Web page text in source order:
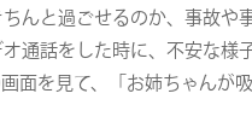
んと過ごせるのか、事故や
通話をした時に、不安な様
面を見て、「お姉ちゃんが